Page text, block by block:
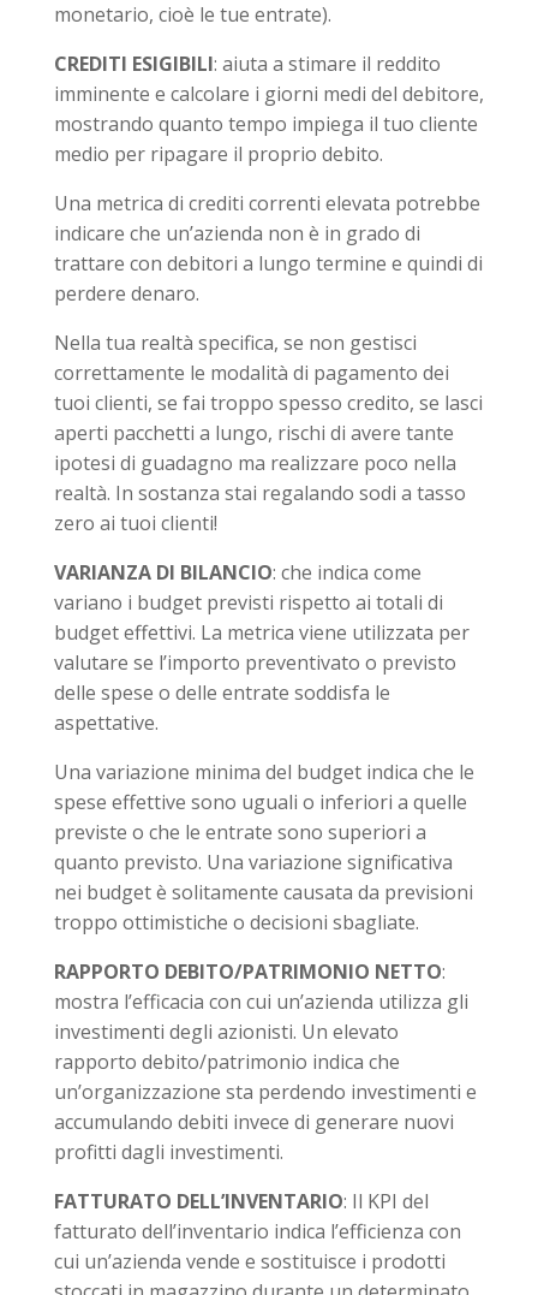
monetario, cioè le tue entrate).
CREDITI ESIGIBILI: aiuta a stimare il reddito
imminente e calcolare i giorni medi del debitore,
mostrando quanto tempo impiega il tuo cliente
medio per ripagare il proprio debito.
Una metrica di crediti correnti elevata potrebbe
indicare che un’azienda non è in grado di
trattare con debitori a lungo termine e quindi di
perdere denaro.
Nella tua realtà specifica, se non gestisci
correttamente le modalità di pagamento dei
tuoi clienti, se fai troppo spesso credito, se lasci
aperti pacchetti a lungo, rischi di avere tante
ipotesi di guadagno ma realizzare poco nella
realtà. In sostanza stai regalando sodi a tasso
zero ai tuoi clienti!
VARIANZA DI BILANCIO: che indica come
variano i budget previsti rispetto ai totali di
budget effettivi. La metrica viene utilizzata per
valutare se l’importo preventivato o previsto
delle spese o delle entrate soddisfa le
aspettative.
Una variazione minima del budget indica che le
spese effettive sono uguali o inferiori a quelle
previste o che le entrate sono superiori a
quanto previsto. Una variazione significativa
nei budget è solitamente causata da previsioni
troppo ottimistiche o decisioni sbagliate.
RAPPORTO DEBITO/PATRIMONIO NETTO:
mostra l’efficacia con cui un’azienda utilizza gli
investimenti degli azionisti. Un elevato
rapporto debito/patrimonio indica che
un’organizzazione sta perdendo investimenti e
accumulando debiti invece di generare nuovi
profitti dagli investimenti.
FATTURATO DELL’INVENTARIO: Il KPI del
fatturato dell’inventario indica l’efficienza con
cui un’azienda vende e sostituisce i prodotti